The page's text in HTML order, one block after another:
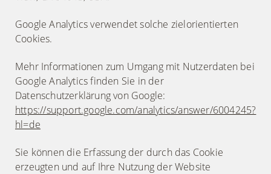
Google Analytics verwendet solche zielorientierten
Cookies.
Mehr Informationen zum Umgang mit Nutzerdaten bei
Google Analytics finden Sie in der
Datenschutzerklärung von Google:
https://support.google.com/analytics/answer/6004245?
hl=de
Sie können die Erfassung der durch das Cookie
erzeugten und auf Ihre Nutzung der Website